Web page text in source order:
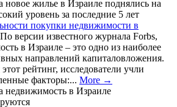
покупки недвижимости в
По версии известного журнала Forbs,
в Израиле – это одно из наиболее
направлений капиталовложения.
рейтинг, исследователи учли
факторы:... More →